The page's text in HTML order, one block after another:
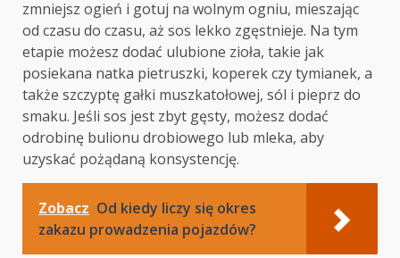
zmniejsz ogień i gotuj na wolnym ogniu, mieszając
od czasu do czasu, aż sos lekko zgęstnieje. Na tym
etapie możesz dodać ulubione zioła, takie jak
posiekana natka pietruszki, koperek czy tymianek, a
także szczyptę gałki muszkatołowej, sól i pieprz do
smaku. Jeśli sos jest zbyt gęsty, możesz dodać
odrobinę bulionu drobiowego lub mleka, aby
uzyskać pożądaną konsystencję.
Zobacz Od kiedy liczy się okres
zakazu prowadzenia pojazdów?